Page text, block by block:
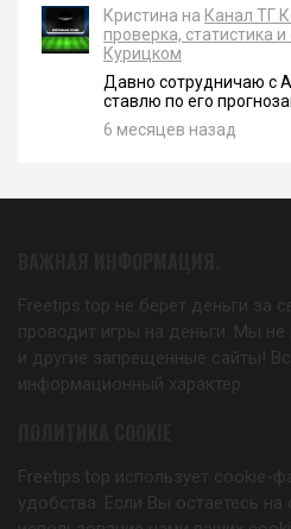
Кристина на Канал ТГ
проверка, статистика
Курицком
Давно сотрудничаю с
ставлю по его
6 месяцев назад
Freetips.top не берет деньги за
проводит игры на деньги. Мы
и другие запрещенные сайты!
информационный характер.
Freetips.top использует cookie-
удобства. Если Вы остаетесь на